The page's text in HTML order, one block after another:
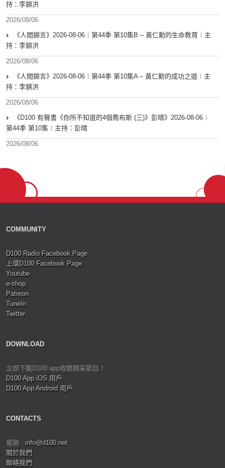
持：李錦洪
2026/08/06
《人間錦言》2026-08-06︱第44季 第10集B – 黃仁勳的生命教育︱主
持：李錦洪
2026/08/06
《人間錦言》2026-08-06︱第44季 第10集A – 黃仁勳的成功之道︱主
持：李錦洪
2026/08/06
《D100 有聲書《你所不知道的4個喬布斯 (三)》彭晴》2026-08-06︱
第44季 第10集︱主持：彭晴
2026/08/06
COMMUNITY
D100 Radio Facebook Page
上環D100 Facebook Page
Youtube
e-shop
Patreon
TuneIn
Twitter
DOWNLOAD
立即下載D100 app收聽精采節目！
D100 App iOS 用戶
D100 App Android 用戶
CONTACTS
電郵 : info@d100.net
關於我們
聯絡我們